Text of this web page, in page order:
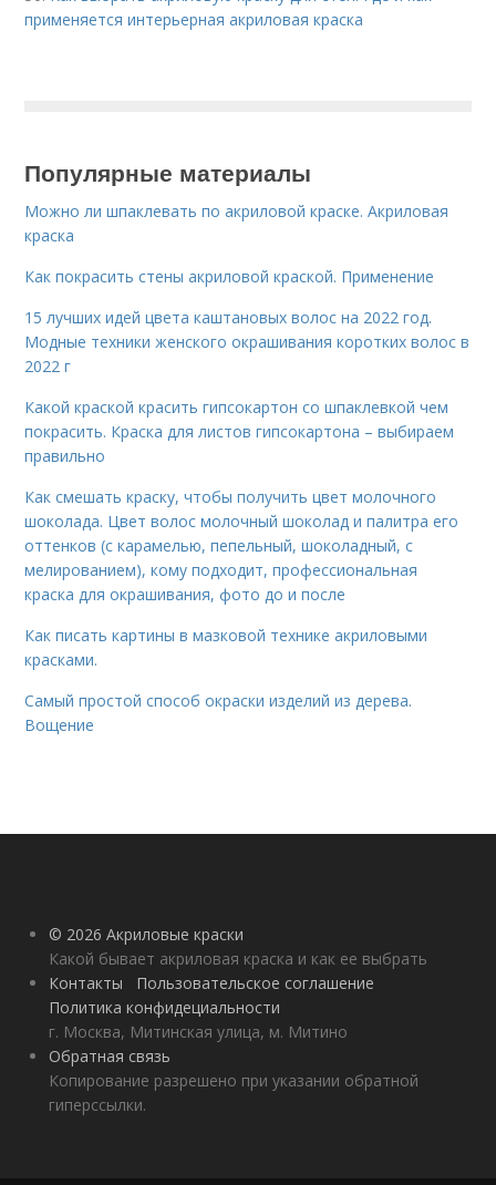
применяется интерьерная акриловая краска
Популярные материалы
Можно ли шпаклевать по акриловой краске. Акриловая
краска
Как покрасить стены акриловой краской. Применение
15 лучших идей цвета каштановых волос на 2022 год.
Модные техники женского окрашивания коротких волос в
2022 г
Какой краской красить гипсокартон со шпаклевкой чем
покрасить. Краска для листов гипсокартона – выбираем
правильно
Как смешать краску, чтобы получить цвет молочного
шоколада. Цвет волос молочный шоколад и палитра его
оттенков (с карамелью, пепельный, шоколадный, с
мелированием), кому подходит, профессиональная
краска для окрашивания, фото до и после
Как писать картины в мазковой технике акриловыми
красками.
Самый простой способ окраски изделий из дерева.
Вощение
© 2026 Акриловые краски
Какой бывает акриловая краска и как ее выбрать
Контакты
Пользовательское соглашение
Политика конфидециальности
г. Москва, Митинская улица, м. Митино
Обратная связь
Копирование разрешено при указании обратной
гиперссылки.